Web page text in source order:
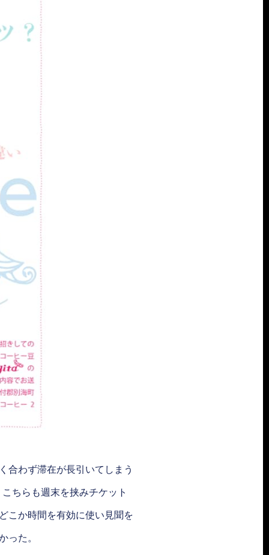
合わず滞在が長引いてしまう
ちらも週末を挟みチケット
こか時間を有効に使い見聞を
た。